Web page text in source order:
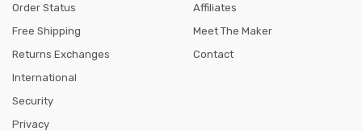
Order Status
Free Shipping
Returns Exchanges
International
Affiliates
Meet The Maker
Contact
Security
Privacy